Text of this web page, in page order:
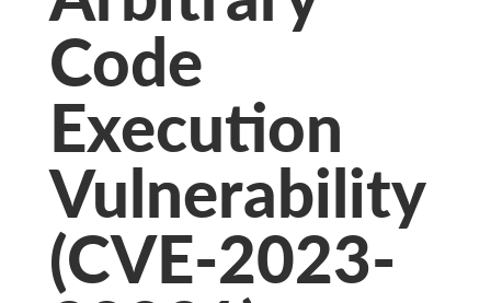
Code
Execution
Vulnerability
(CVE-2023-